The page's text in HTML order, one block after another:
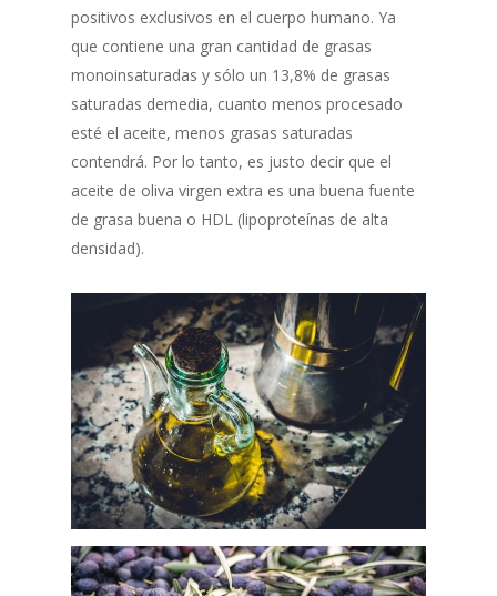
positivos exclusivos en el cuerpo humano. Ya
que contiene una gran cantidad de grasas
monoinsaturadas y sólo un 13,8% de grasas
saturadas demedia, cuanto menos procesado
esté el aceite, menos grasas saturadas
contendrá. Por lo tanto, es justo decir que el
aceite de oliva virgen extra es una buena fuente
de grasa buena o HDL (lipoproteínas de alta
densidad).